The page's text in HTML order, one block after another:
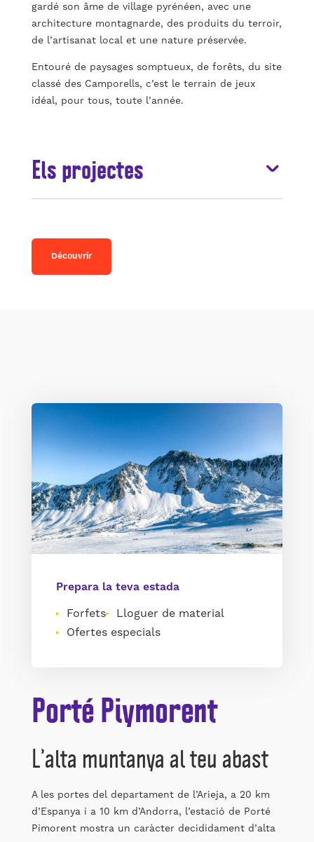
gardé son âme de village pyrénéen, avec une
architecture montagnarde, des produits du terroir,
de l’artisanat local et une nature préservée.
Entouré de paysages somptueux, de forêts, du site
classé des Camporells, c’est le terrain de jeux
idéal, pour tous, toute l’année.
Els projectes
Découvrir
Porté Piymorent
L’alta muntanya al teu abast
A les portes del departament de l’Arieja, a 20 km
d’Espanya i a 10 km d’Andorra, l’estació de Porté
Pimorent mostra un caràcter decididament d’alta
Prepara la teva estada
Forfets
Lloguer de material
Ofertes especials